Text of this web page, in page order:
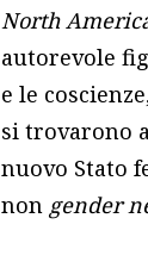
North
autorevole
e le
si trovarono
nuovo Stato
non gender